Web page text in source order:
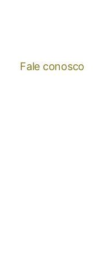
Fale conosco